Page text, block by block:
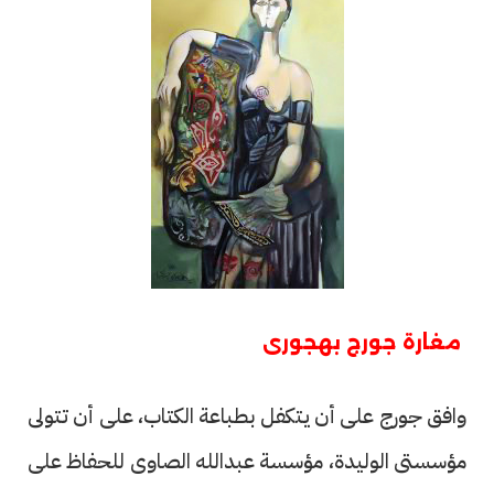
مغارة جورج بهجورى
وافق جورج على أن يتكفل بطباعة الكتاب، على أن تتولى
مؤسستى الوليدة، مؤسسة عبدالله الصاوى للحفاظ على